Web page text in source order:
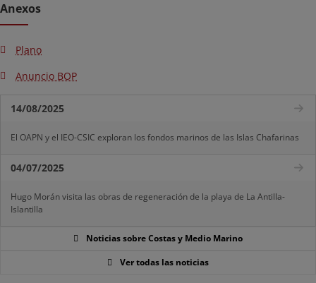
Anexos
Plano
Anuncio BOP
14/08/2025
El OAPN y el IEO-CSIC exploran los fondos marinos de las Islas Chafarinas
04/07/2025
Hugo Morán visita las obras de regeneración de la playa de La Antilla-
Islantilla
Noticias sobre Costas y Medio Marino
Ver todas las noticias